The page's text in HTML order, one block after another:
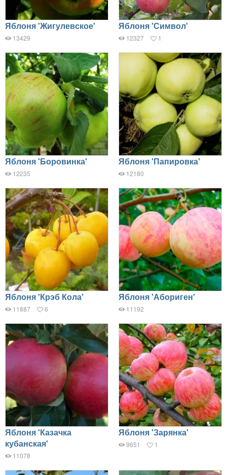
Яблоня 'Жигулевское'
13429
Яблоня 'Символ'
12327 1
Яблоня 'Боровинка'
12235
Яблоня 'Папировка'
12180
Яблоня 'Крэб Кола'
11887 6
Яблоня 'Абориген'
11192
Яблоня 'Казачка
кубанская'
11078
Яблоня 'Зарянка'
9651 1